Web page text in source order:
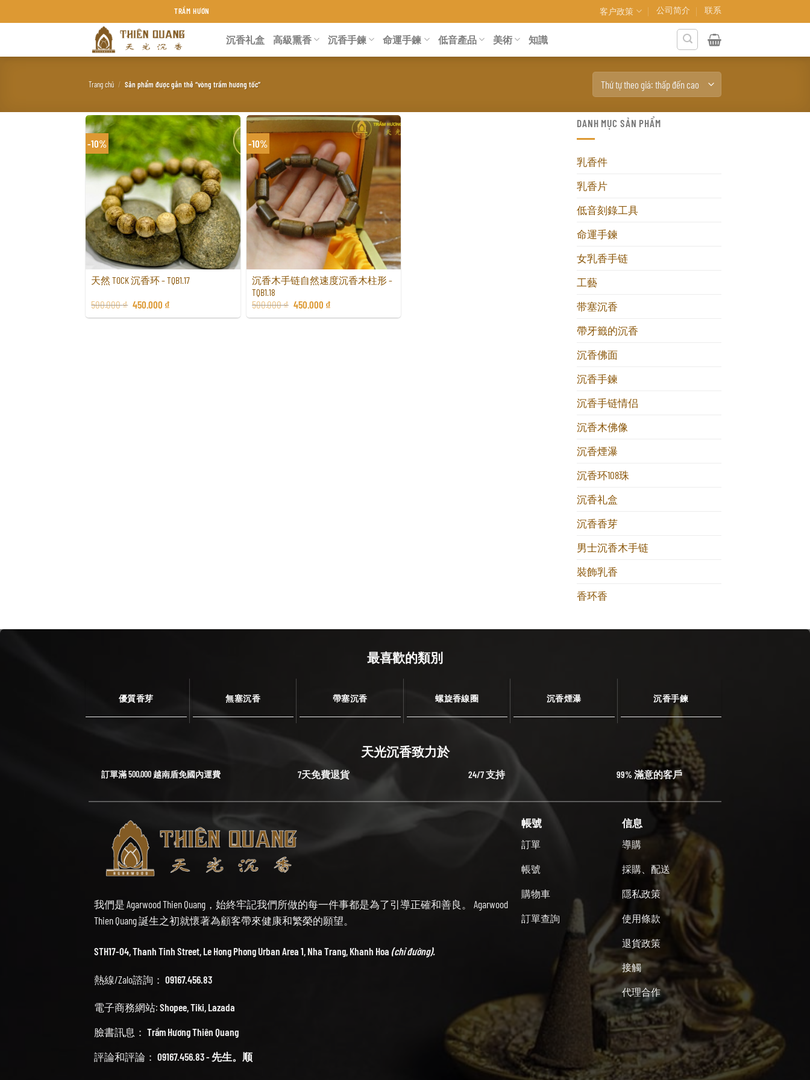
đến
dung
TRẦM HƯƠNG THIÊN QUANG KHÁNH HÒA 客户政策 公司简介 联系
沉香礼盒 高級熏香 沉香手鍊 命運手鍊 低音產品 美術 知識
Trang chủ / Sản phẩm được gắn thẻ “vòng trầm hương tốc”
-10%
天然 TOCK 沉香环 – TQB1.17
500.000₫ 450.000 ₫
-10%
沉香木手链自然速度沉香木柱形 –
TQB1.18
500.000₫ 450.000 ₫
DANH MỤC SẢN PHẨM
乳香件
乳香片
低音刻錄工具
命運手鍊
女乳香手链
工藝
带塞沉香
帶牙籤的沉香
沉香佛面
沉香手鍊
沉香手链情侣
沉香木佛像
沉香煙瀑
沉香环108珠
沉香礼盒
沉香香芽
男士沉香木手链
裝飾乳香
香环香
最喜歡的類別
優質香芽 無塞沉香 帶塞沉香 螺旋香線圈 沉香煙瀑 沉香手鍊
天光沉香致力於
訂單滿 500,000 越南盾免國內運費 7天免費退貨 24/7 支持 99% 滿意的客戶
我們是 Agarwood Thien Quang，始終牢記我們所做的每一件事都是為了引導正確和善良。 Agarwood
Thien Quang 誕生之初就懷著為顧客帶來健康和繁榮的願望。
STH17-04, Thanh Tinh Street, Le Hong Phong Urban Area 1, Nha Trang, Khanh Hoa (chỉ đường).
熱線/Zalo諮詢： 09167.456.83
電子商務網站: Shopee,Tiki, Lazada
臉書訊息： Trầm Hương Thiên Quang
評論和評論： 09167.456.83 - 先生。顺
帳號
訂單
帳號
購物車
訂單查詢
信息
導購
採購、配送
隱私政策
使用條款
退貨政策
接觸
代理合作